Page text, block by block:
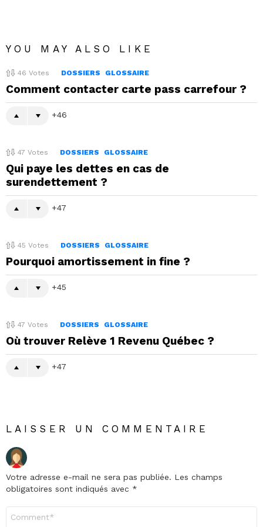
YOU MAY ALSO LIKE
46 Votes DOSSIERS GLOSSAIRE
Comment contacter carte pass carrefour ?
46
47 Votes DOSSIERS GLOSSAIRE
Qui paye les dettes en cas de
surendettement ?
47
45 Votes DOSSIERS GLOSSAIRE
Pourquoi amortissement in fine ?
45
47 Votes DOSSIERS GLOSSAIRE
Où trouver Relève 1 Revenu Québec ?
47
LAISSER UN COMMENTAIRE
Votre adresse e-mail ne sera pas publiée. Les champs
obligatoires sont indiqués avec *